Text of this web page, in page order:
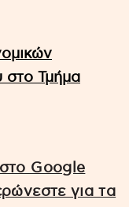
στο Τμήμα
Google
για τα